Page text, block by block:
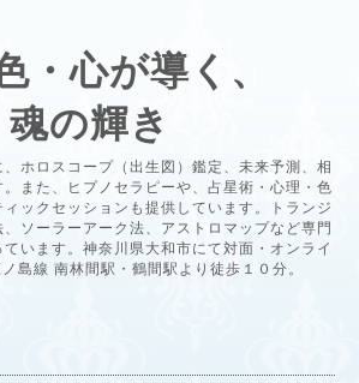
・心が導く、
魂の輝き
ホロスコープ（出生図）鑑定、未来予測、相
また、ヒプノセラピーや、占星術・心理・色
ックセッションも提供しています。トランジ
ソーラーアーク法、アストロマップなど専門
います。神奈川県大和市にて対面・オンライ
島線 南林間駅・鶴間駅より徒歩１０分。